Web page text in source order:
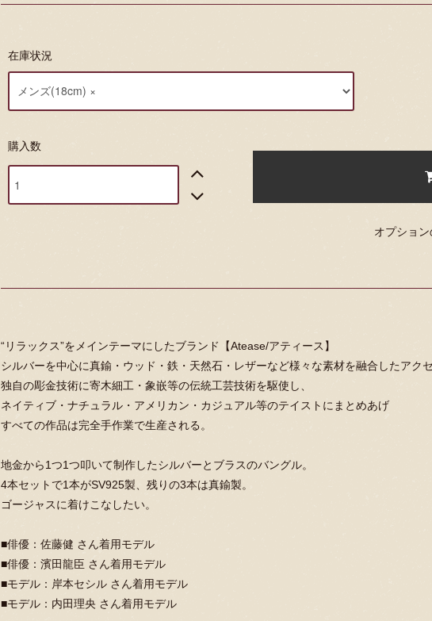
在庫状況
購入数
オプショ
“リラックス”をメインテーマにしたブランド【Atease/アティース】
シルバーを中心に真鍮・ウッド・鉄・天然石・レザーなど様々な素材を融合したアク
独自の彫金技術に寄木細工・象嵌等の伝統工芸技術を駆使し、
ネイティブ・ナチュラル・アメリカン・カジュアル等のテイストにまとめあげ
すべての作品は完全手作業で生産される。
地金から1つ1つ叩いて制作したシルバーとブラスのバングル。
4本セットで1本がSV925製、残りの3本は真鍮製。
ゴージャスに着けこなしたい。
■俳優：佐藤健 さん着用モデル
■俳優：濱田龍臣 さん着用モデル
■モデル：岸本セシル さん着用モデル
■モデル：内田理央 さん着用モデル